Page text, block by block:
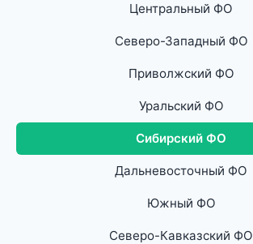
Центральный ФО
Северо-Западный ФО
Приволжский ФО
Уральский ФО
Сибирский ФО
Дальневосточный ФО
Южный ФО
Северо-Кавказский ФО